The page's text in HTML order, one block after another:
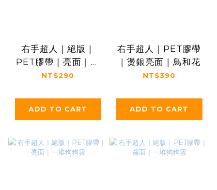
右手超人｜絕版｜
PET膠帶｜亮面｜檸
檬圈圈
NT$290
ADD TO CART
右手超人｜PET膠帶
｜燙銀亮面｜鳥和花
NT$390
ADD TO CART